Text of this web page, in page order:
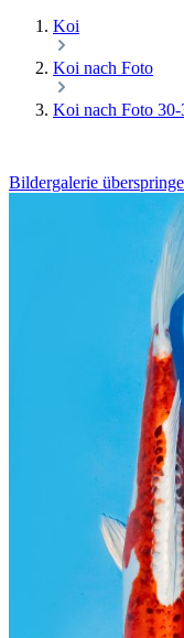
Koi
Koi nach Foto
Koi nach Foto 30-
Bildergalerie